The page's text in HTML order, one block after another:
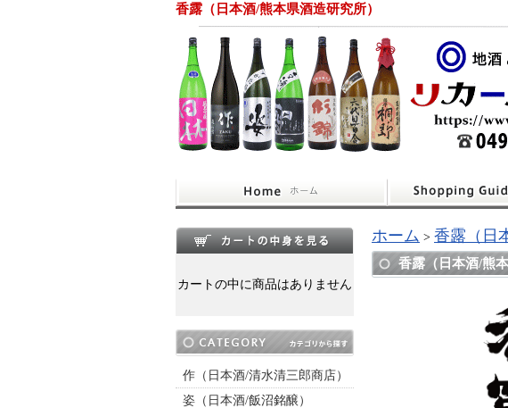
香露（日本酒/熊本県酒造研究所）
カートの中に商品はありません
作（日本酒/清水清三郎商店）
姿（日本酒/飯沼銘醸）
ホーム > 香露（日
香露（日本酒/熊